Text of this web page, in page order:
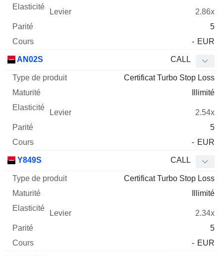
2.86x
5
- EUR
AN02S CALL
Certificat Turbo Stop Loss
Illimité
2.54x
5
- EUR
Y849S CALL
Certificat Turbo Stop Loss
Illimité
2.34x
5
- EUR